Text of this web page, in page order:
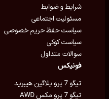
شرایط و ضوابط
مسئولیت اجتماعی
سیاست حفظ حریم خصوصی
سیاست کوکی
سوالات متداول
فونیکس
تیگو 7 پرو پلاگین هیبرید
تیگو 7 پرو مکس AWD